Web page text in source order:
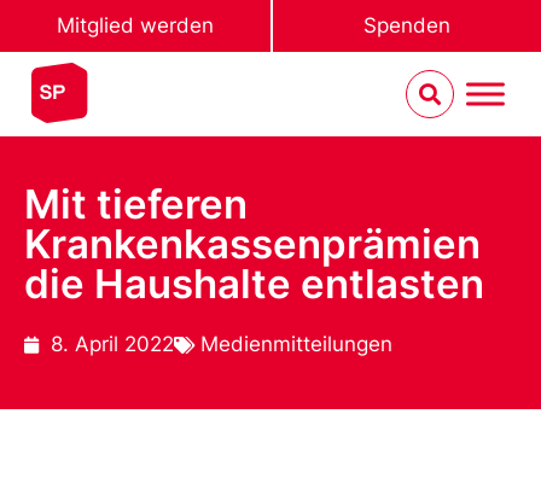
Mitglied werden Spenden
Mit tieferen
Krankenkassenprämien
die Haushalte entlasten
8. April 2022 Medienmitteilungen